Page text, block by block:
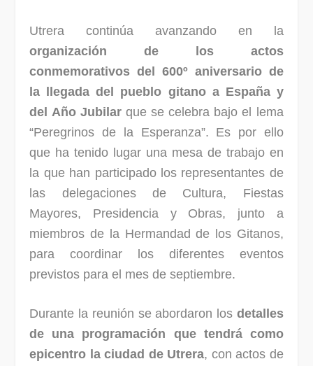
Utrera continúa avanzando en la
organización de los actos
conmemorativos del 600º aniversario de
la llegada del pueblo gitano a España y
del Año Jubilarque se celebra bajo el lema
“Peregrinos de la Esperanza”. Es por ello
que ha tenido lugar una mesa de trabajo en
la que han participado los representantes de
las delegaciones de Cultura, Fiestas
Mayores, Presidencia y Obras, junto a
miembros de la Hermandad de los Gitanos,
para coordinar los diferentes eventos
previstos para el mes de septiembre.
Durante la reunión se abordaron los detalles
de una programación que tendrá como
epicentro la ciudad de Utrera, con actos de